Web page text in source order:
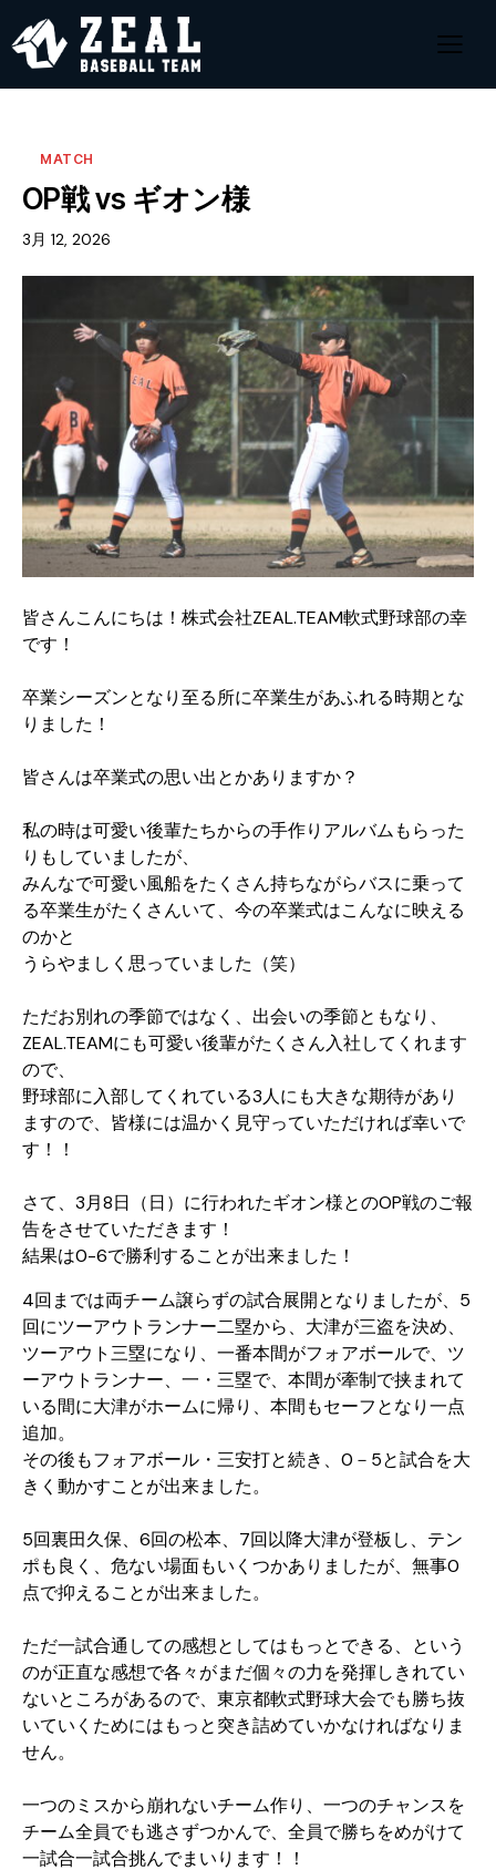
MATCH
OP戦 vs ギオン様
3月 12, 2026
皆さんこんにちは！株式会社ZEAL.TEAM軟式野球部の幸
です！
卒業シーズンとなり至る所に卒業生があふれる時期とな
りました！
皆さんは卒業式の思い出とかありますか？
私の時は可愛い後輩たちからの手作りアルバムもらった
りもしていましたが、
みんなで可愛い風船をたくさん持ちながらバスに乗って
る卒業生がたくさんいて、今の卒業式はこんなに映える
のかと
うらやましく思っていました（笑）
ただお別れの季節ではなく、出会いの季節ともなり、
ZEAL.TEAMにも可愛い後輩がたくさん入社してくれます
ので、
野球部に入部してくれている3人にも大きな期待があり
ますので、皆様には温かく見守っていただければ幸いで
す！！
さて、3月8日（日）に行われたギオン様とのOP戦のご報
告をさせていただきます！
結果は0-6で勝利することが出来ました！
4回までは両チーム譲らずの試合展開となりましたが、5
回にツーアウトランナー二塁から、大津が三盗を決め、
ツーアウト三塁になり、一番本間がフォアボールで、ツ
ーアウトランナー、一・三塁で、本間が牽制で挟まれて
いる間に大津がホームに帰り、本間もセーフとなり一点
追加。
その後もフォアボール・三安打と続き、0－5と試合を大
きく動かすことが出来ました。
5回裏田久保、6回の松本、7回以降大津が登板し、テン
ポも良く、危ない場面もいくつかありましたが、無事0
点で抑えることが出来ました。
ただ一試合通しての感想としてはもっとできる、という
のが正直な感想で各々がまだ個々の力を発揮しきれてい
ないところがあるので、東京都軟式野球大会でも勝ち抜
いていくためにはもっと突き詰めていかなければなりま
せん。
一つのミスから崩れないチーム作り、一つのチャンスを
チーム全員でも逃さずつかんで、全員で勝ちをめがけて
一試合一試合挑んでまいります！！